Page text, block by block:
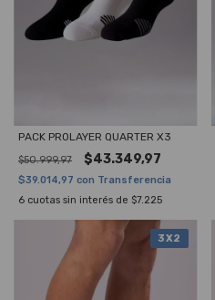
PACK PROLAYER QUARTER X3
$50.999,97 $43.349,97
$39.014,97 con Transferencia
6 cuotas sin interés de $7.225
3X2